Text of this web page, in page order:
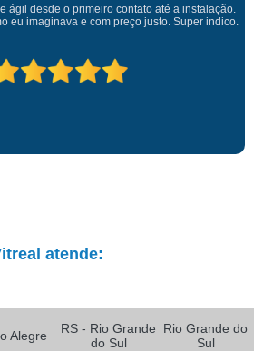
ágil desde o primeiro contato até a instalação.
eu imaginava e com preço justo. Super indico.
atende:
Alegre
RS - Rio Grande
do Sul
Rio Grande do
Sul